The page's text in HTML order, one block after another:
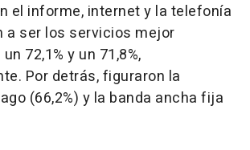
el informe, internet y la telefonía
a ser los servicios mejor
72,1% y un 71,8%,
Por detrás, figuraron la
(66,2%) y la banda ancha fija